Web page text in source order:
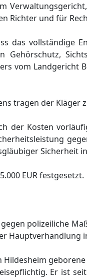
Richter und für
das vollständige
Gehörschutz,
vom Landgericht
tragen der Kläger
der Kosten
Sicherheit
EUR festgesetzt.
polizeiliche
Hauptverhandlung
Hildesheim
Er ist